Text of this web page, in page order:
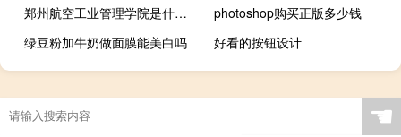
郑州航空工业管理学院是什么学校
photoshop购买正版多少钱
绿豆粉加牛奶做面膜能美白吗
好看的按钮设计
☚